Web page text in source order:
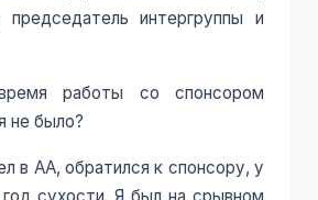
председатель интергруппы и
работы со спонсором
не было?
в АА, обратился к спонсору, у
сухости. Я был на срывном